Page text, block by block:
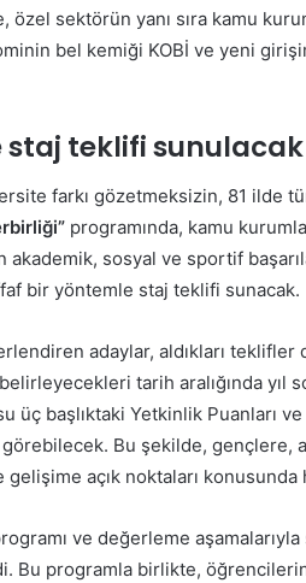
sektörün yanı sıra kamu
bel kemiği KOBİ ve yeni
staj teklifi sunulacak
farkı gözetmeksizin, 81 ilde
programında, kamu
sosyal ve sportif
bir yöntemle staj teklifi sunacak.
adaylar, aldıkları
belirleyecekleri tarih aralığında
üç başlıktaki Yetkinlik Puanları
görebilecek. Bu şekilde, gençlere,
gelişime açık noktaları
ve değerleme
Bu programla birlikte,